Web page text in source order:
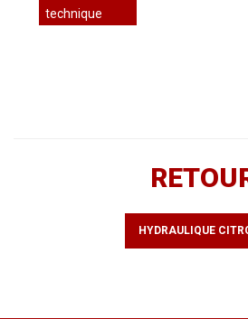
technique
HYDRAULIQUE